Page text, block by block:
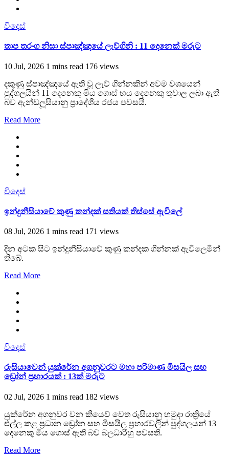
විදෙස්
තාප තරංග නිසා ස්පාඤ්ඤයේ ලැව්ගිනි : 11 දෙනෙක් මරුට
10 Jul, 2026 1 mins read 176 views
දකුණු ස්පාඤ්ඤයේ ඇති වූ ලැව් ගින්නකින් අවම වශයෙන්
පුද්ගලයින් 11 දෙනෙකු මිය ගොස් හය දෙනෙකු තුවාල ලබා ඇති
බව ඇන්ඩලූසියානු ප්‍රාදේශීය රජය පවසයි.
Read More
විදෙස්
ඉන්දුනීසියාවේ කුණු කන්දක් සතියක් තිස්සේ ඇවිලේ
08 Jul, 2026 1 mins read 171 views
දින අටක සිට ඉන්දුනීසියාවේ කුණු කන්දක ගින්නක් ඇවිලෙමින්
තිබේ.
Read More
විදෙස්
රුසියාවෙන් යුක්රේන අගනුවරට මහා පරිමාණ මිසයිල සහ
ඩ්‍රෝන් ප්‍රහාරයක් : 13ක් මරුට
02 Jul, 2026 1 mins read 182 views
යුක්රේන අගනුවර වන කියෙව් වෙත රුසියානු හමුදා රාත්‍රියේ
එල්ල කළ ප්‍රධාන ඩ්‍රෝන සහ මිසයිල ප්‍රහාරවලින් පුද්ගලයන් 13
දෙනෙකු මිය ගොස් ඇති බව බලධාරීහු පවසති.
Read More